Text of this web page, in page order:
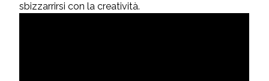
sbizzarrirsi con la creatività.